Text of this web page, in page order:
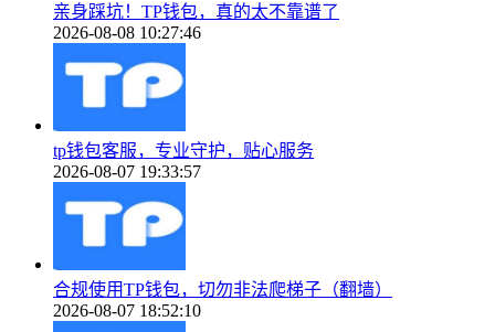
亲身踩坑！TP钱包，真的太不靠谱了
2026-08-08 10:27:46
tp钱包客服，专业守护，贴心服务
2026-08-07 19:33:57
合规使用TP钱包，切勿非法爬梯子（翻墙）
2026-08-07 18:52:10